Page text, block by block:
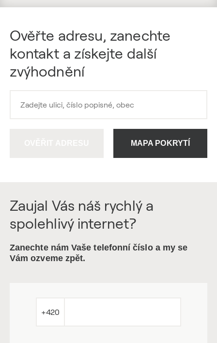
Ověřte adresu, zanechte
kontakt a získejte další
zvýhodnění
MAPA POKRYTÍ
Zaujal Vás náš rychlý a
spolehlivý internet?
Zanechte nám Vaše telefonní číslo a my se
Vám ozveme zpět.
+420